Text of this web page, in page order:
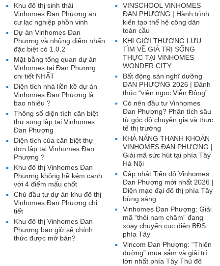
VINSCHOOL VINHOMES
ĐAN PHƯỢNG | Hành trình
kiến tạo thế hệ công dân
toàn cầu
KHI GIỚI THƯỢNG LƯU
TÌM VỀ GIÁ TRỊ SỐNG
THỰC TẠI VINHOMES
WONDER CITY
Bất động sản nghĩ dưỡng
ĐAN PHƯỢNG 2026 | Đánh
thức “viên ngọc Viễn Đông”
Có nên đầu tư Vinhomes
Đan Phượng? Phân tích sâu
từ góc độ chuyên gia và thực
tế thị trường
KHẢ NĂNG THANH KHOẢN
VINHOMES ĐAN PHƯỢNG |
Giải mã sức hút tại phía Tây
Hà Nội
Cập nhật Tiến độ Vinhomes
Đan Phượng mới nhất 2026 |
Diện mạo đại đô thị phía Tây
bừng sáng
Vinhomes Đan Phượng: Giải
mã “thỏi nam châm” đang
xoay chuyển cục diện BĐS
phía Tây
Vincom Đan Phượng: “Thiên
đường” mua sắm và giải trí
lớn nhất phía Tây Thủ đô
Khu đô thị sinh thái
Vinhomes Đan Phượng an
cư lạc nghiệp phồn vinh
Dự án Vinhomes Đan
Phượng và những điểm nhấn
đặc biệt có 1.0.2
Mặt bằng tổng quan dự án
Vinhomes tại Đan Phượng
chi tiết NHẤT
Diện tích nhà liền kề dự án
Vinhomes Đan Phượng là
bao nhiêu ?
Thông số diện tích căn biệt
thự song lập tại Vinhomes
Đan Phượng
Diện tích của căn biệt thự
đơn lập tại Vinhomes Đan
Phượng ?
Khu đô thị Vinhomes Đan
Phượng không hề kém cạnh
với 4 điểm mấu chốt
Chủ đầu tư dự án khu đô thị
Vinhomes Đan Phượng chi
tiết
Khu đô thị Vinhomes Đan
Phượng bao giờ sẽ chính
thức được mở bán?